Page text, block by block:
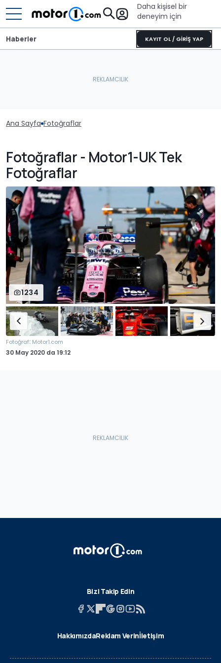
Daha kişisel bir
deneyim için
KAYIT OL / GİRİŞ YAP
Haberler
Ana Sayfa Fotoğraflar
Fotoğraflar - Motor1-UK Tek
Fotoğraflar
1234
Fotoğraf: Motor1.com
30 May 2020 da 19:12
Bizi Takip Edin
HakkımızdaReklam Verinİletişim